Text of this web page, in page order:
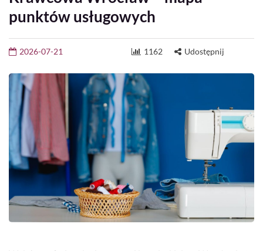
punktów usługowych
2026-07-21 1162 Udostępnij